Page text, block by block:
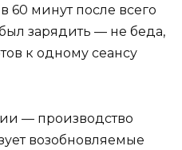
60 минут после всего
зарядить — не беда,
к одному сеансу
— производство
возобновляемые